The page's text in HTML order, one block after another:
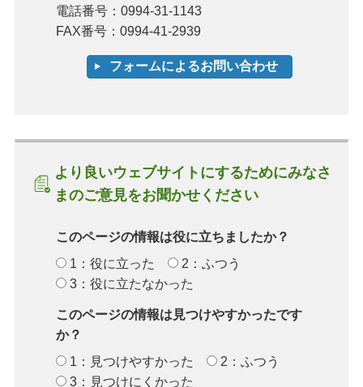
電話番号：0994-31-1143
FAX番号：0994-41-2939
より良いウェブサイトにするためにみなさ
まのご意見をお聞かせください
このページの情報は役に立ちましたか？
1：役に立った
2：ふつう
3：役に立たなかった
このページの情報は見つけやすかったです
か？
1：見つけやすかった
2：ふつう
3：見つけにくかった